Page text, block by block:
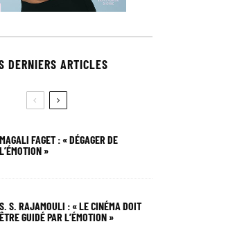
DERNIERS ARTICLES
MAGALI FAGET : « DÉGAGER DE
L’ÉMOTION »
S. S. RAJAMOULI : « LE CINÉMA DOIT
ÊTRE GUIDÉ PAR L’ÉMOTION »